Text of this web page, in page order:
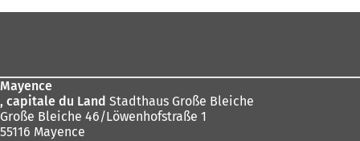
:
Mayence
, capitale du Land Stadthaus Große Bleiche
Große Bleiche 46/Löwenhofstraße 1
55116 Mayence